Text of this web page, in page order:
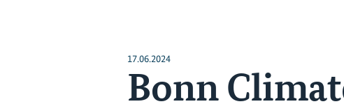
17.06.2024
Bonn